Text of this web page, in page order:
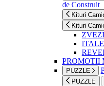
de Construit
Kituri
Kituri
PROMOTII
PUZZLE
PUZZLE